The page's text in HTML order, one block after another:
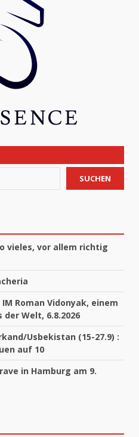
SUCHEN
vieles, vor allem richtig
Roman Vidonyak, einem
Welt, 6.8.2026
Usbekistan (15-27.9) :
auf 10
in Hamburg am 9.